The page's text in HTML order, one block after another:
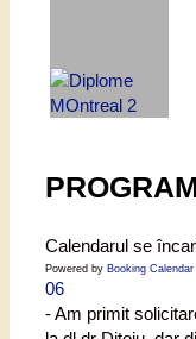
Calendarul se
Powered by Booking Calendar
06
- Am primit